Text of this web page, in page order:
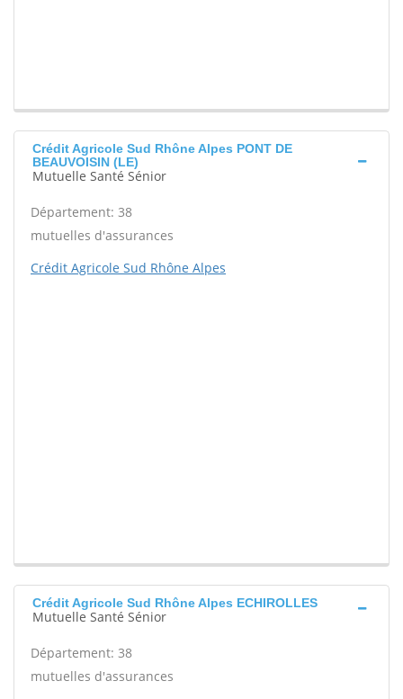
Crédit Agricole Sud Rhône Alpes PONT DE
BEAUVOISIN (LE)
Mutuelle Santé Sénior
Département: 38
mutuelles d'assurances
Crédit Agricole Sud Rhône Alpes
Crédit Agricole Sud Rhône Alpes ECHIROLLES
Mutuelle Santé Sénior
Département: 38
mutuelles d'assurances